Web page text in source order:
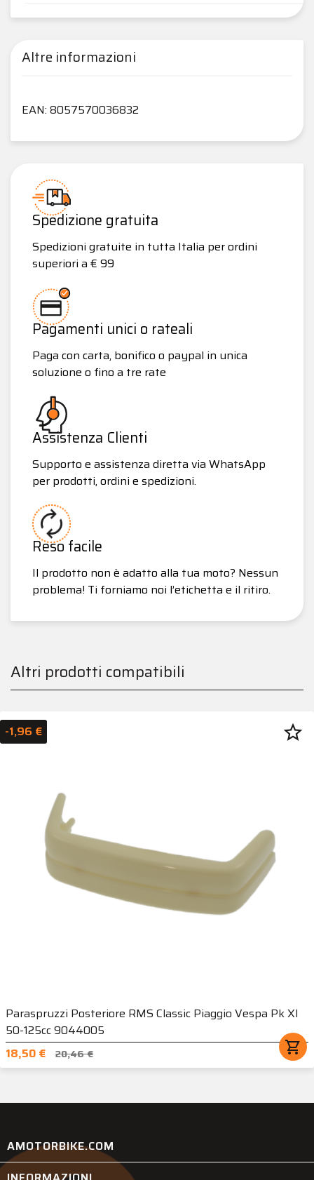
Altre informazioni
EAN: 8057570036832
Spedizione gratuita
Spedizioni gratuite in tutta Italia per ordini
superiori a € 99
Pagamenti unici o rateali
Paga con carta, bonifico o paypal in unica
soluzione o fino a tre rate
Assistenza Clienti
Supporto e assistenza diretta via WhatsApp
per prodotti, ordini e spedizioni.
Reso facile
Il prodotto non è adatto alla tua moto? Nessun
problema! Ti forniamo noi l’etichetta e il ritiro.
Altri prodotti compatibili
Paraspruzzi Posteriore RMS Classic Piaggio Vespa Pk Xl
50-125cc 9044005
18,50 €
20,46 € shopping_cart
-1,96 € star_border
AMOTORBIKE.COM